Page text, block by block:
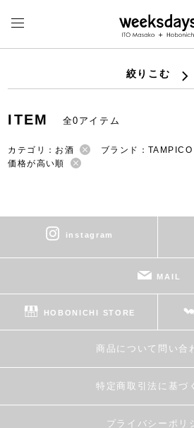
絞りこむ
ITEM 全0アイテム
カテゴリ：お酒 ブランド：TAMPICO
価格が高い順
instagram
MAIL
HOBONICHI STORE
商品について問い合
特定商取引法に基づ
プライバシーポリ